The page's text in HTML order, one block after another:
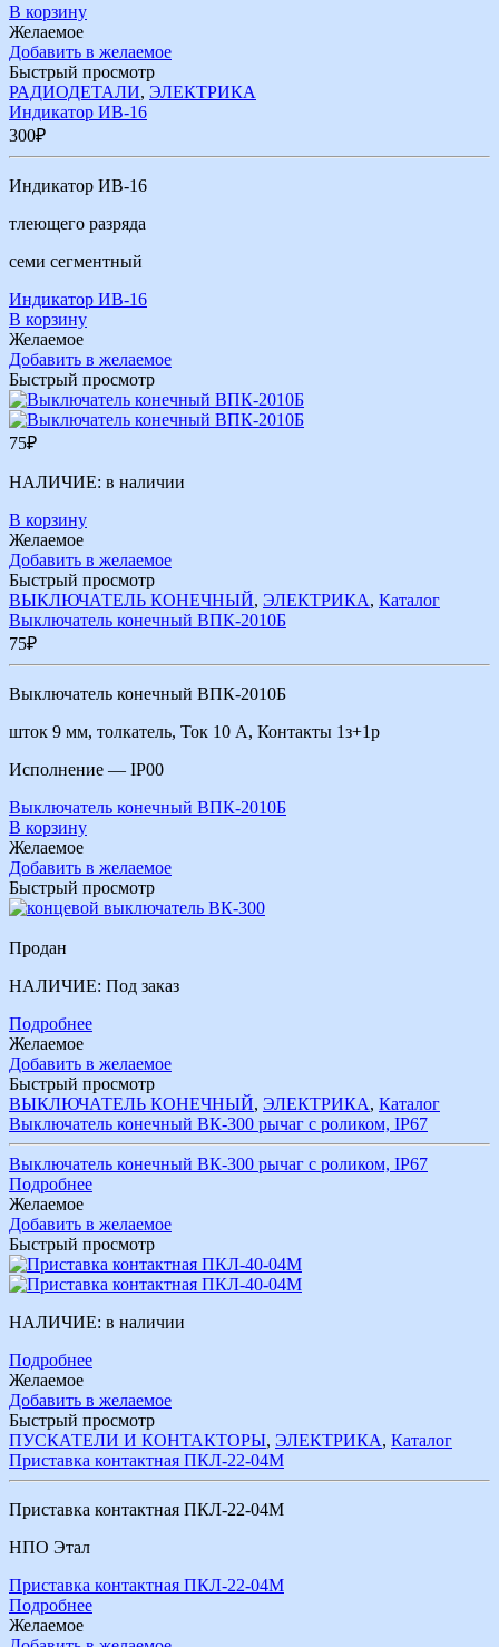
В корзину
Желаемое
Добавить в желаемое
Быстрый просмотр
РАДИОДЕТАЛИ, ЭЛЕКТРИКА
Индикатор ИВ-16
300₽
Индикатор ИВ-16
тлеющего разряда
семи сегментный
Индикатор ИВ-16
В корзину
Желаемое
Добавить в желаемое
Быстрый просмотр
75₽
НАЛИЧИЕ: в наличии
В корзину
Желаемое
Добавить в желаемое
Быстрый просмотр
ВЫКЛЮЧАТЕЛЬ КОНЕЧНЫЙ, ЭЛЕКТРИКА, Каталог
Выключатель конечный ВПК-2010Б
75₽
Выключатель конечный ВПК-2010Б
шток 9 мм, толкатель, Ток 10 А, Контакты 1з+1р
Исполнение — IP00
Выключатель конечный ВПК-2010Б
В корзину
Желаемое
Добавить в желаемое
Быстрый просмотр
Продан
НАЛИЧИЕ: Под заказ
Подробнее
Желаемое
Добавить в желаемое
Быстрый просмотр
ВЫКЛЮЧАТЕЛЬ КОНЕЧНЫЙ, ЭЛЕКТРИКА, Каталог
Выключатель конечный ВК-300 рычаг с роликом, IР67
Выключатель конечный ВК-300 рычаг с роликом, IР67
Подробнее
Желаемое
Добавить в желаемое
Быстрый просмотр
НАЛИЧИЕ: в наличии
Подробнее
Желаемое
Добавить в желаемое
Быстрый просмотр
ПУСКАТЕЛИ И КОНТАКТОРЫ, ЭЛЕКТРИКА, Каталог
Приставка контактная ПКЛ-22-04М
Приставка контактная ПКЛ-22-04М
НПО Этал
Приставка контактная ПКЛ-22-04М
Подробнее
Желаемое